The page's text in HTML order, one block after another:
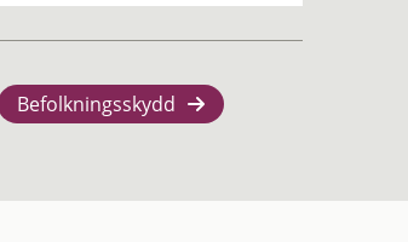
Befolkningsskydd